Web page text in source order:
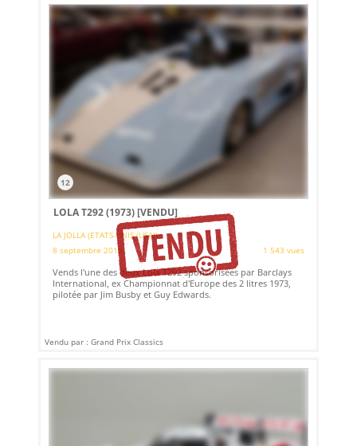
12
LOLA T292 (1973)[VENDU]
LA JOLLA (ETATS-UNIS (USA))
8 septembre 2019
1 543 vues
Vends l'une des deux Lola T292 sponsorisées par Barclays
International, ex Championnat d'Europe des 2 litres 1973,
pilotée par Jim Busby et Guy Edwards.
Vendu par : Grand Prix Classics